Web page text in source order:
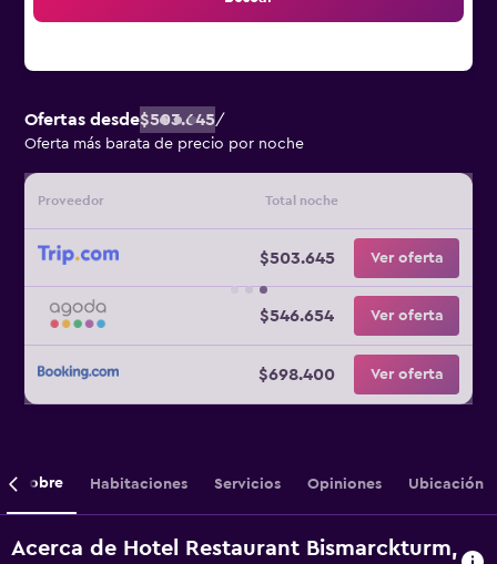
Ofertas desde$503.645/
Oferta más barata de precio por noche
Proveedor Total noche
$503.645 Ver oferta
$546.654 Ver oferta
$698.400 Ver oferta
Sobre Habitaciones Servicios Opiniones Ubicación
Acerca de Hotel Restaurant Bismarckturm,